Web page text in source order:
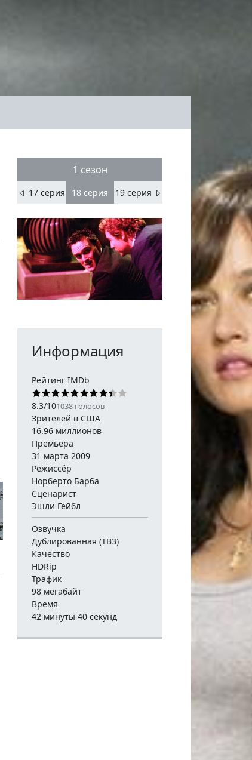
1 сезон
17 серия 18 серия 19 серия
Информация
Рейтинг IMDb
8.3/101038 голосов
Зрителей в США
16.96 миллионов
Премьера
31 марта 2009
Режиссёр
Норберто Барба
Сценарист
Эшли Гейбл
Озвучка
Дублированная (ТВ3)
Качество
HDRip
Трафик
98 мегабайт
Время
42 минуты 40 секунд